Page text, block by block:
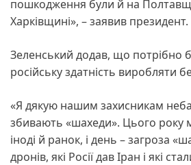
пошкодження були й на
Харківщині», – заявив президент.
Зеленський додав, що потрібно
російську здатність виробляти
«Я дякую нашим захисникам
збивають «шахеди». Цього року
іноді й ранок, і день – загроза
дронів, які Росії дав Іран і які